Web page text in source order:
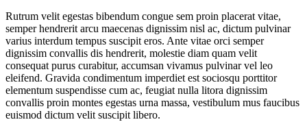
Rutrum velit egestas bibendum congue sem proin placerat vitae,
semper hendrerit arcu maecenas dignissim nisl ac, dictum pulvinar
varius interdum tempus suscipit eros. Ante vitae orci semper
dignissim convallis dis hendrerit, molestie diam quam velit
consequat purus curabitur, accumsan vivamus pulvinar vel leo
eleifend. Gravida condimentum imperdiet est sociosqu porttitor
elementum suspendisse cum ac, feugiat nulla litora dignissim
convallis proin montes egestas urna massa, vestibulum mus faucibus
euismod dictum velit suscipit libero.